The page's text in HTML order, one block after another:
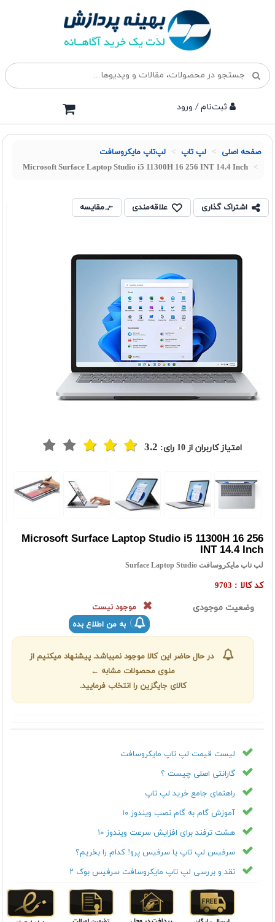
ثبت‌نام / ورود
صفحه اصلی لپ تاپ لپ‌تاپ مایکروسافت
Microsoft Surface Laptop Studio i5 11300H 16 256 INT 14.4 Inch
اشتراک گذاری علاقه‌مندی مقایسه
امتیاز کاربران از10 رای: 3.2
Microsoft Surface Laptop Studio i5 11300H 16 256
INT 14.4 Inch
لپ تاپ مایکروسافت Surface Laptop Studio
کد کالا : 9703
وضعیت موجودی
موجود نیست
به من اطلاع بده
در حال حاضر این کالا موجود نمیباشد. پیشنهاد میکنیم از
منوی محصولات مشابه ←
کالای جایگزین را انتخاب فرمایید.
لیست قیمت لپ تاپ مایکروسافت
گارانتی اصلی چیست ؟
راهنمای جامع خرید لپ تاپ
آموزش گام به گام نصب ویندوز ۱۰
هشت ترفند برای افزایش سرعت ویندوز ۱۰
سرفیس لپ تاپ یا سرفیس پرو! کدام را بخریم؟
نقد و بررسی لپ تاپ مایکروسافت سرفیس بوک ۲